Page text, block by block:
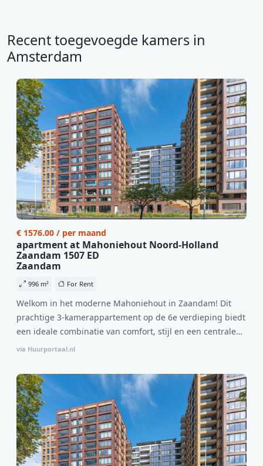
Recent toegevoegde kamers in
Amsterdam
€ 1576.00 / per maand
apartment at Mahoniehout Noord-Holland
Zaandam 1507 ED
Zaandam
996 m² For Rent
Welkom in het moderne Mahoniehout in Zaandam! Dit
prachtige 3-kamerappartement op de 6e verdieping biedt
een ideale combinatie van comfort, stijl en een centrale
locatie. Met een huurprijs van €1.576 per maand
per maand is dit een geweldige kans voor professionals
die op zoek zijn naar een woning die direct beschikbaar is
vanaf 1 april 2026. Bij binnenkomst word je verwelkomd
in een ruime woonkamer met open keuken, samen goed
voor 44 m² aan leefruimte. De lichte woonkamer biedt
genoeg ruimte voor een gezellige zithoek én een stijlvolle
eethoek. De keuken is van alle gemakken voorzien, perfect
via Huurportaal.nl